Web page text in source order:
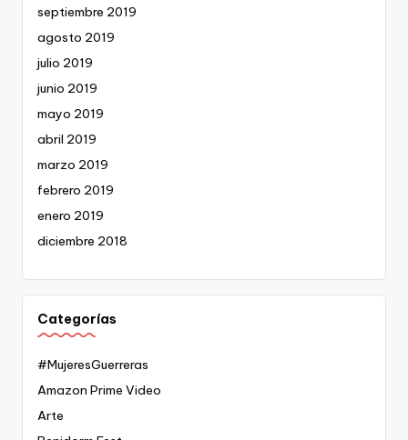
septiembre 2019
agosto 2019
julio 2019
junio 2019
mayo 2019
abril 2019
marzo 2019
febrero 2019
enero 2019
diciembre 2018
Categorías
#MujeresGuerreras
Amazon Prime Video
Arte